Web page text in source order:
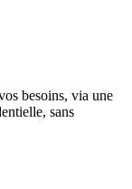
besoins, via une
sans